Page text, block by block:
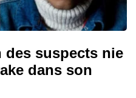
des suspects nie
dans son